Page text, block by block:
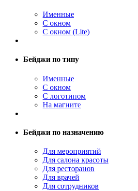
Именные
С окном
С окном (Lite)
Бейджи по типу
Именные
С окном
С логотипом
На магните
Бейджи по назначению
Для мероприятий
Для салона красоты
Для ресторанов
Для врачей
Для сотрудников